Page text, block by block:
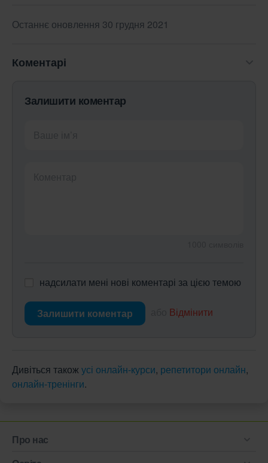
Останнє оновлення 30 грудня 2021
Коментарі
Залишити коментар
надсилати мені нові коментарі за цією темою
Залишити коментар Відмінити
Дивіться також усі онлайн-курси, репетитори онлайн,
онлайн-тренінги.
Про нас